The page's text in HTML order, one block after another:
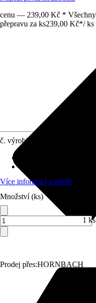
cenu — 239,00 Kč * Všechny
přepravu za ks239,00 Kč*/ ks
Prodej přes:HORNBACH
č. výrobku
Více informací o zboží
Množství (ks)
1 ks